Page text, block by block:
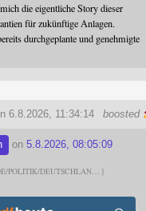
die eigentliche Story dieser
für zukünftige Anlagen.
durchgeplante und genehmigte
boosted
6.8.2026, 11:34:14
on5.8.2026, 08:05:09
POLITIK/DEUTSCHLAN